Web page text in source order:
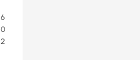
6
0
2